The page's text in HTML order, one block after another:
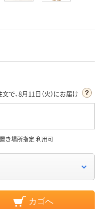
で、8月11日（火）にお届け
置き場所指定 利用可
カゴへ